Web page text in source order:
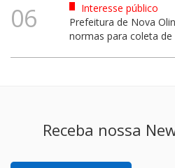
06
Interesse público
Prefeitura de Nova
normas para coleta
Receba nossa